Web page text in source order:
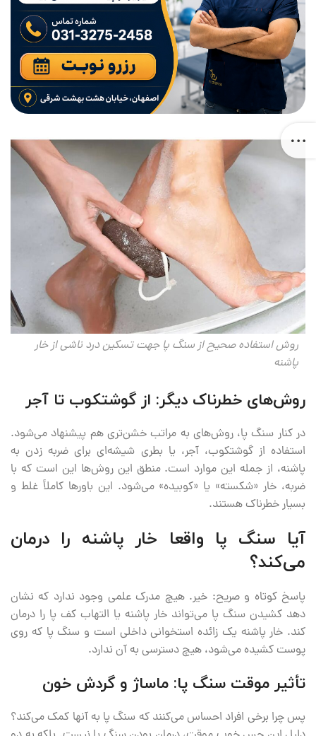
روش استفاده صحیح از سنگ پا جهت تسکین درد ناشی از خار
پاشنه
روش‌های خطرناک دیگر: از گوشتکوب تا آجر
در کنار سنگ پا، روش‌های به مراتب خشن‌تری هم پیشنهاد می‌شود.
استفاده از گوشتکوب، آجر، یا بطری شیشه‌ای برای ضربه زدن به
پاشنه، از جمله این موارد است. منطق این روش‌ها این است که با
ضربه، خار «شکسته» یا «کوبیده» می‌شود. این باورها کاملاً غلط و
بسیار خطرناک هستند.
آیا سنگ پا واقعا خار پاشنه را درمان
می‌کند؟
پاسخ کوتاه و صریح: خیر. هیچ مدرک علمی وجود ندارد که نشان
دهد کشیدن سنگ پا می‌تواند خار پاشنه یا التهاب کف پا را درمان
کند. خار پاشنه یک زائده استخوانی داخلی است و سنگ پا که روی
پوست کشیده می‌شود، هیچ دسترسی به آن ندارد.
تأثیر موقت سنگ پا: ماساژ و گردش خون
پس چرا برخی افراد احساس می‌کنند که سنگ پا به آنها کمک می‌کند؟